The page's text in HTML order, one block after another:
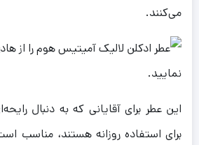
می‌کنند.
این عطر برای آقایانی که به دنبال
برای استفاده روزانه هستند، مناسب